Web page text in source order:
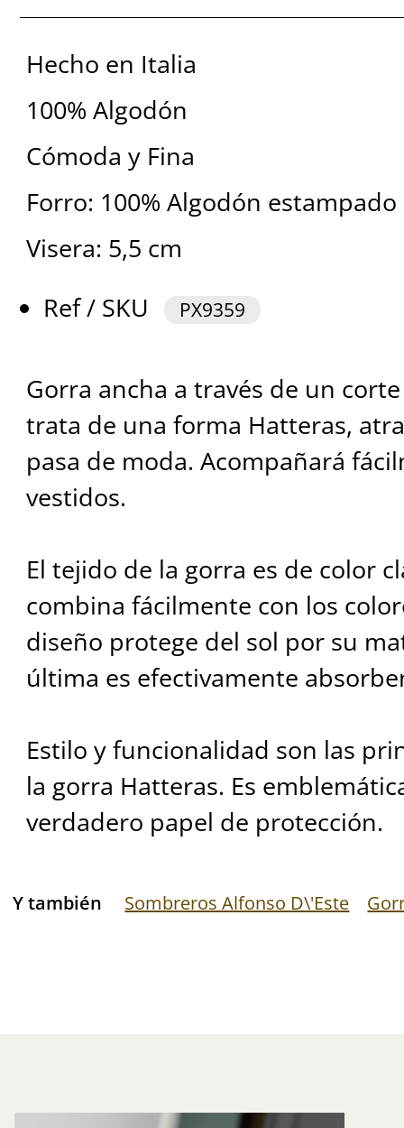
Hecho en Italia
100% Algodón
Cómoda y Fina
Forro: 100% Algodón estampado
Visera: 5,5 cm
Ref / SKU
PX9359
Gorra ancha a través de un
trata de una forma Hatteras,
pasa de moda. Acompañará
vestidos.
El tejido de la gorra es de color
combina fácilmente con los
diseño protege del sol por su
última es efectivamente
Estilo y funcionalidad son las
la gorra Hatteras. Es
verdadero papel de protección.
Y también Sombreros Alfonso D\'Este